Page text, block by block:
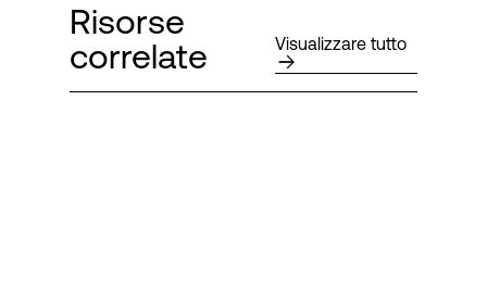
Risorse
correlate
Visualizzare tutto